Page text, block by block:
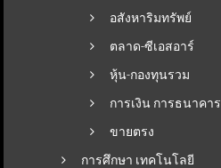
อสังหาริมทรัพย์
ตลาด-ซีเอสอาร์
หุ้น-กองทุนรวม
การเงิน การธนาคาร
ขายตรง
การศึกษา เทคโนโลยี